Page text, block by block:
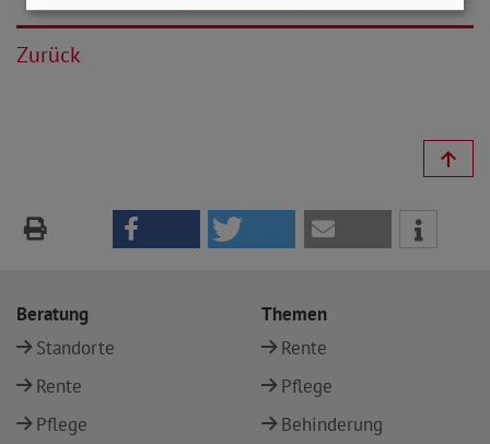
Zurück
Beratung
Standorte
Rente
Pflege
Themen
Rente
Pflege
Behinderung